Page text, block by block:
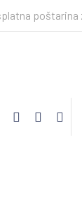
poštarina